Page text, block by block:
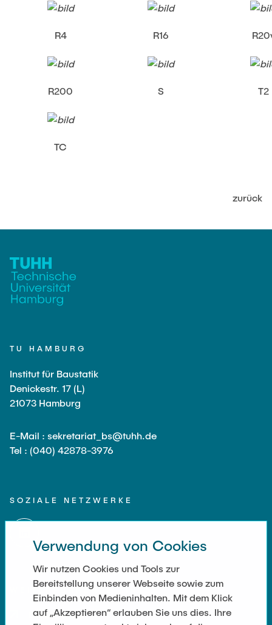
R4 R16
R200 S T2
TC
zurück
TU HAMBURG
Institut für Baustatik
Denickestr. 17 (L)
21073 Hamburg
E-Mail : sekretariat_bs@tuhh.de
Tel : (040) 42878-3976
SOZIALE NETZWERKE
WEITERFÜHRENDE LINKS
Datenschutz
Verwendung von Cookies
Wir nutzen Cookies und Tools zur
Bereitstellung unserer Webseite sowie zum
Einbinden von Medieninhalten. Mit dem Klick
auf „Akzeptieren“ erlauben Sie uns dies. Ihre